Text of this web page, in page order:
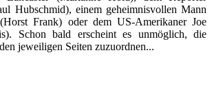
Hubschmid), einem geheimnisvollen Mann
Frank) oder dem US-Amerikaner Joe
Schon bald erscheint es unmöglich, die
jeweiligen Seiten zuzuordnen...